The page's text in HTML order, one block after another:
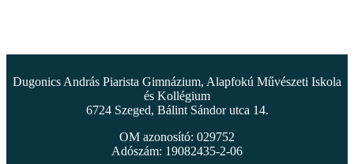
Dugonics András Piarista Gimnázium, Alapfokú Művészeti Iskola
és Kollégium
6724 Szeged, Bálint Sándor utca 14.
OM azonosító: 029752
Adószám: 19082435-2-06